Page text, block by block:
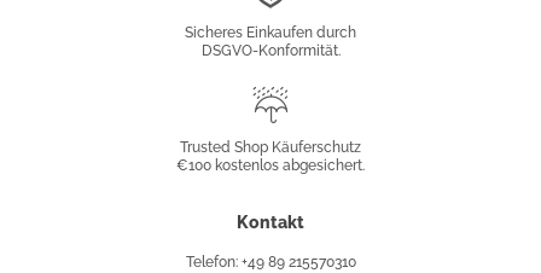
Sicheres Einkaufen durch
DSGVO-Konformität.
Käuferschutz
Trusted Shop Käuferschutz
€100 kostenlos abgesichert.
Kontakt
Telefon: +49 89 215570310